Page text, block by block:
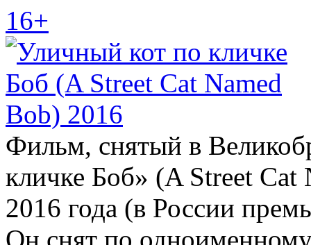
16+
Фильм, снятый в
кличке Боб» (A Street
2016 года (в России